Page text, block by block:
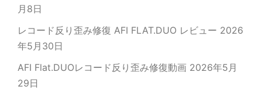
月8日
レコード反り歪み修復 AFI FLAT.DUO レビュー 2026
年5月30日
AFI Flat.DUOレコード反り歪み修復動画 2026年5月
29日